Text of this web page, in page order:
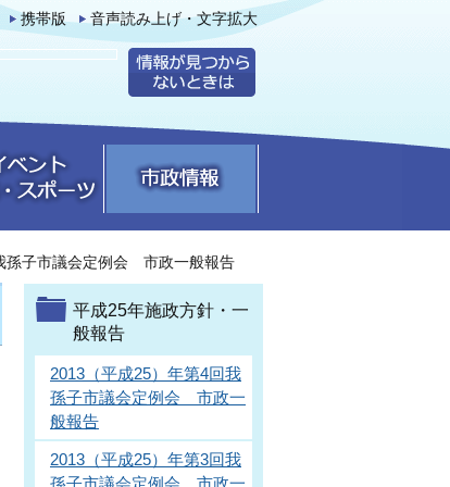
携帯版 音声読み上げ・文字拡大
孫子市議会定例会 市政一般報告
平成25年施政方針・一
般報告
2013（平成25）年第4回我
孫子市議会定例会 市政一
般報告
2013（平成25）年第3回我
孫子市議会定例会 市政一